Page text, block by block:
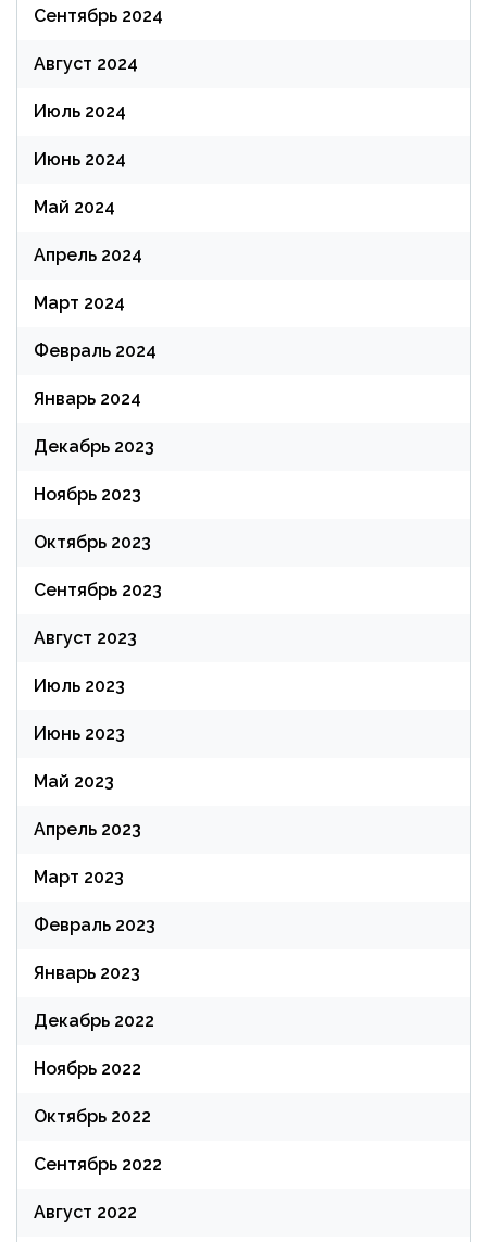
Сентябрь 2024
Август 2024
Июль 2024
Июнь 2024
Май 2024
Апрель 2024
Март 2024
Февраль 2024
Январь 2024
Декабрь 2023
Ноябрь 2023
Октябрь 2023
Сентябрь 2023
Август 2023
Июль 2023
Июнь 2023
Май 2023
Апрель 2023
Март 2023
Февраль 2023
Январь 2023
Декабрь 2022
Ноябрь 2022
Октябрь 2022
Сентябрь 2022
Август 2022